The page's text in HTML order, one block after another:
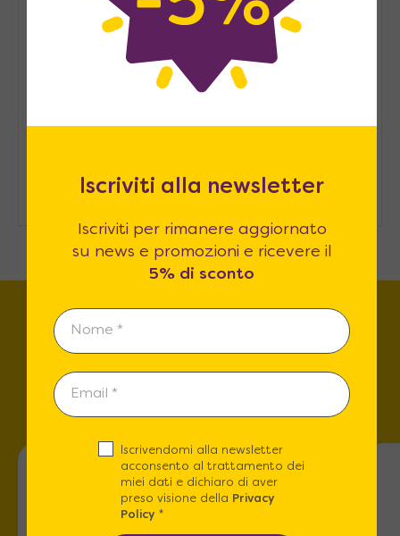
Arredare casa in modo
sostenibile: consigli pratici
stanza degli ospiti
Trova lo store più vicino a
Iscriviti alla newsletter
Iscriviti per rimanere aggiornato
su news e promozioni e ricevere il
5% di sconto
Iscrivendomi alla newsletter
acconsento al trattamento dei
miei dati e dichiaro di aver
preso visione della
Privacy
Policy*